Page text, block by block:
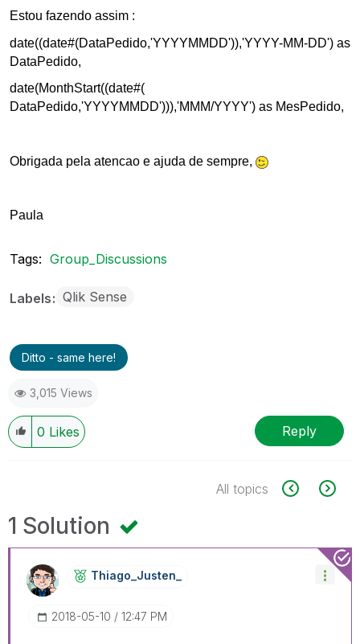
Estou fazendo assim :
date((date#(DataPedido,'YYYYMMDD')),'YYYY-MM-DD') as
DataPedido,
date(MonthStart((date#(
DataPedido,'YYYYMMDD'))),'MMM/YYYY') as MesPedido,
Obrigada pela atencao e ajuda de sempre,
Paula
Tags: Group_Discussions
Labels Qlik Sense
Ditto - same here!
3,015 Views
0 Likes Reply
All topics
1 Solution
Thiago_Justen_
‎2018-05-10 12:47 PM